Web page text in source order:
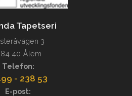
Tapetseri
3
40 Ålem
Telefon:
- 238 53
E-post: